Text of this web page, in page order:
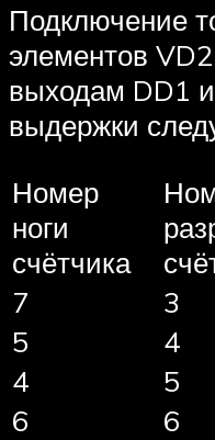
Подключение
элементов
выходам DD1
выдержки
Номер
ноги
счётчика
7
3
5
4
4
5
6
6